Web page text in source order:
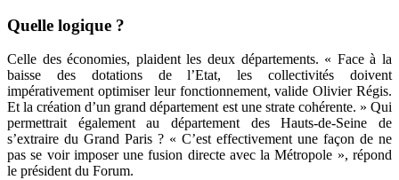
Quelle logique ?
Celle des économies, plaident les deux départements. « Face à la
baisse des dotations de l’Etat, les collectivités doivent
impérativement optimiser leur fonctionnement, valide Olivier Régis.
Et la création d’un grand département est une strate cohérente. » Qui
permettrait également au département des Hauts-de-Seine de
s’extraire du Grand Paris ? « C’est effectivement une façon de ne
pas se voir imposer une fusion directe avec la Métropole », répond
le président du Forum.